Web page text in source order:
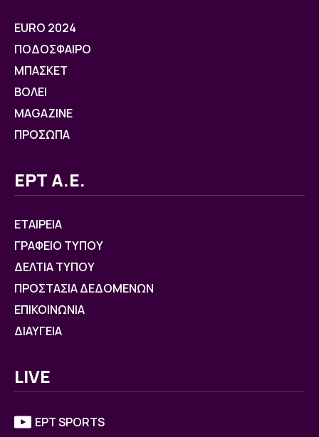
EURO 2024
ΠΟΔΟΣΦΑΙΡΟ
ΜΠΑΣΚΕΤ
ΒOΛΕΙ
MAGAZINE
ΠΡΟΣΩΠΑ
ΕΡΤ Α.Ε.
ΕΤΑΙΡΕΙΑ
ΓΡΑΦΕΙΟ ΤΥΠΟΥ
ΔΕΛΤΙΑ ΤΥΠΟΥ
ΠΡΟΣΤΑΣΙΑ ΔΕΔΟΜΕΝΩΝ
ΕΠΙΚΟΙΝΩΝΙΑ
ΔΙΑΥΓΕΙΑ
LIVE
ΕΡΤ SPORTS